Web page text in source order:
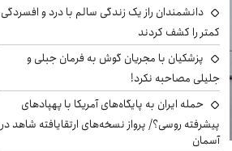
دانشمندان راز یک زندگی سالم با درد و افسردگی
کمتر را کشف کردند
پزشکیان با مجریان گوش به فرمان جبلی و
جلیلی مصاحبه نکرد!
حمله ایران به پایگاه‌های آمریکا با پهپادهای
پیشرفته روسی؟/ پرواز نسخه‌های ارتقایافته شاهد در
آسمان